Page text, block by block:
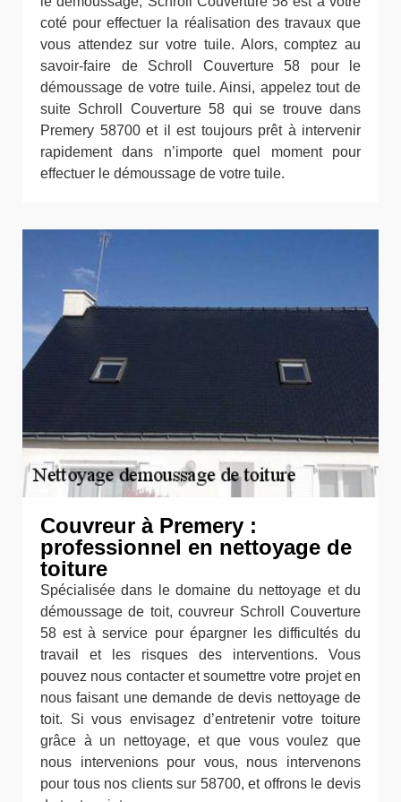
coté pour effectuer la réalisation des travaux que
vous attendez sur votre tuile. Alors, comptez au
savoir-faire de Schroll Couverture 58 pour le
démoussage de votre tuile. Ainsi, appelez tout de
suite Schroll Couverture 58 qui se trouve dans
Premery 58700 et il est toujours prêt à intervenir
rapidement dans n’importe quel moment pour
effectuer le démoussage de votre tuile.
Couvreur à Premery :
professionnel en nettoyage de
toiture
Spécialisée dans le domaine du nettoyage et du
démoussage de toit, couvreur Schroll Couverture
58 est à service pour épargner les difficultés du
travail et les risques des interventions. Vous
pouvez nous contacter et soumettre votre projet en
nous faisant une demande de devis nettoyage de
toit. Si vous envisagez d’entretenir votre toiture
grâce à un nettoyage, et que vous voulez que
nous intervenions pour vous, nous intervenons
pour tous nos clients sur 58700, et offrons le devis